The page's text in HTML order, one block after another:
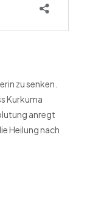
zu senken.
Kurkuma
anregt
Heilung nach